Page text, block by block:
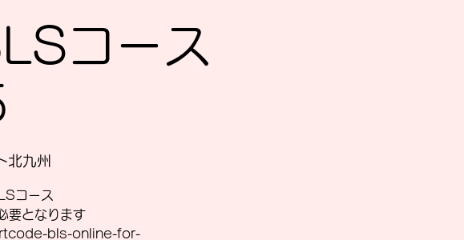
コース
北九州
コース
要となります
bls-online-for-